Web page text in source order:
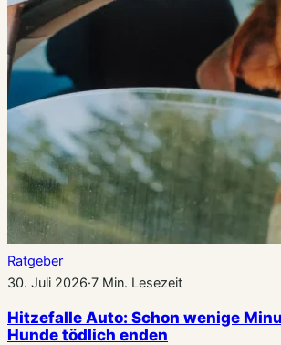
Ratgeber
30. Juli 2026·7 Min. Lesezeit
Hitzefalle Auto: Schon wenige
Hunde tödlich enden